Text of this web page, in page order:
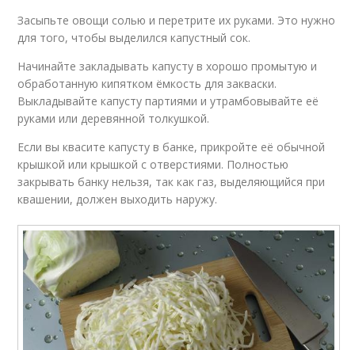
Засыпьте овощи солью и перетрите их руками. Это нужно
для того, чтобы выделился капустный сок.
Начинайте закладывать капусту в хорошо промытую и
обработанную кипятком ёмкость для закваски.
Выкладывайте капусту партиями и утрамбовывайте её
руками или деревянной толкушкой.
Если вы квасите капусту в банке, прикройте её обычной
крышкой или крышкой с отверстиями. Полностью
закрывать банку нельзя, так как газ, выделяющийся при
квашении, должен выходить наружу.